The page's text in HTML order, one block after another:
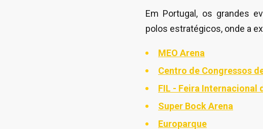
Em Portugal, os grandes
polos estratégicos, onde a
MEO Arena
Centro de Congressos
FIL - Feira Internacional
Super Bock Arena
Europarque